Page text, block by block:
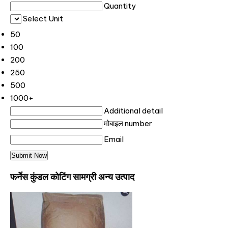
Quantity
Select Unit
50
100
200
250
500
1000+
Additional detail
मोबाइल number
Email
फर्नेस कुंडल कोटिंग सामग्री अन्य उत्पाद